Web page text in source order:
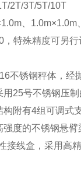
2T/3T/5T/10T
、1.0m×1.0m
特殊精度可另
不锈钢秤体，经
25号不锈钢压制
附有4组可调式
度的不锈钢悬臂
线盒，采用高